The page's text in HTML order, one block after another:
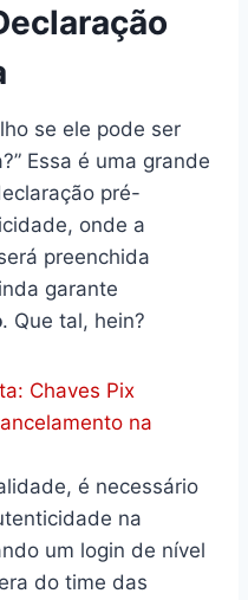
se ele pode ser
Essa é uma grande
pré-
onde a
preenchida
garante
. Que tal, hein?
Chaves Pix
na
é necessário
na
um login de nível
do time das